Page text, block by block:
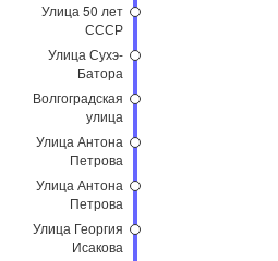
Улица 50 лет
СССР
Улица Сухэ-
Батора
Волгоградская
улица
Улица Антона
Петрова
Улица Антона
Петрова
Улица Георгия
Исакова